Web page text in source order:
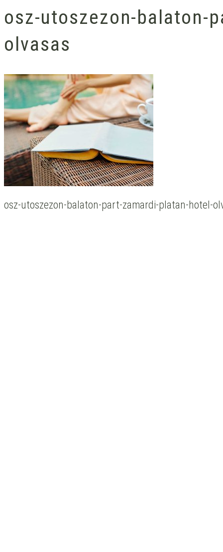
osz-utoszezon-balaton-
olvasas
osz-utoszezon-balaton-part-zamardi-platan-hotel-